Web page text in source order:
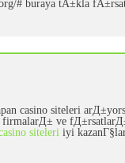
# buraya tÄ±kla
casino siteleri
ve
siteleri iyi